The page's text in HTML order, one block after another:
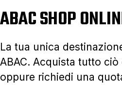
ABAC SHOP
La tua unica
ABAC. Acquista tutto
oppure richiedi una